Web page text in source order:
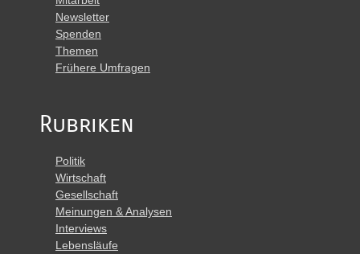
Newsletter
Spenden
Themen
Frühere Umfragen
Rubriken
Politik
Wirtschaft
Gesellschaft
Meinungen & Analysen
Interviews
Lebensläufe